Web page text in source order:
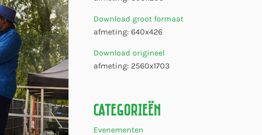
Download groot formaat
afmeting: 640x426
Download origineel
afmeting: 2560x1703
Categorieën
Evenementen